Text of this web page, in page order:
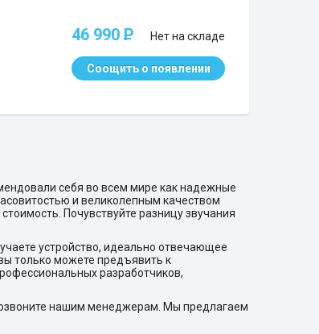
46 990 P Нет на складе
Соощить о появлении
себя во всем мире как надежные
и великолепным качеством
Почувствуйте разницу звучания
устройство, идеально отвечающее
только можете предъявить к
разработчиков,
нашим менеджерам. Мы предлагаем